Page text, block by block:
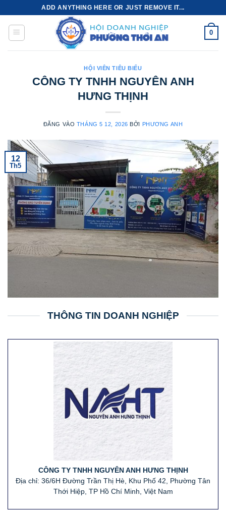
dung
ADD ANYTHING HERE OR JUST REMOVE IT...
0
HỘI VIÊN TIÊU BIỂU
CÔNG TY TNHH NGUYÊN ANH
HƯNG THỊNH
ĐĂNG VÀO THÁNG 5 12, 2026 BỞI PHƯƠNG ANH
12
Th5
THÔNG TIN DOANH NGHIỆP
CÔNG TY TNHH NGUYÊN ANH HƯNG THỊNH
Địa chỉ: 36/6H Đường Trần Thị Hè, Khu Phố 42, Phường Tân
Thới Hiệp, TP Hồ Chí Minh, Việt Nam